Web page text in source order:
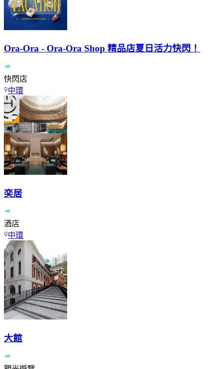
Ora-Ora - Ora-Ora Shop 精品店夏日活力快閃！
快閃店
中環
奕居
酒店
中環
大館